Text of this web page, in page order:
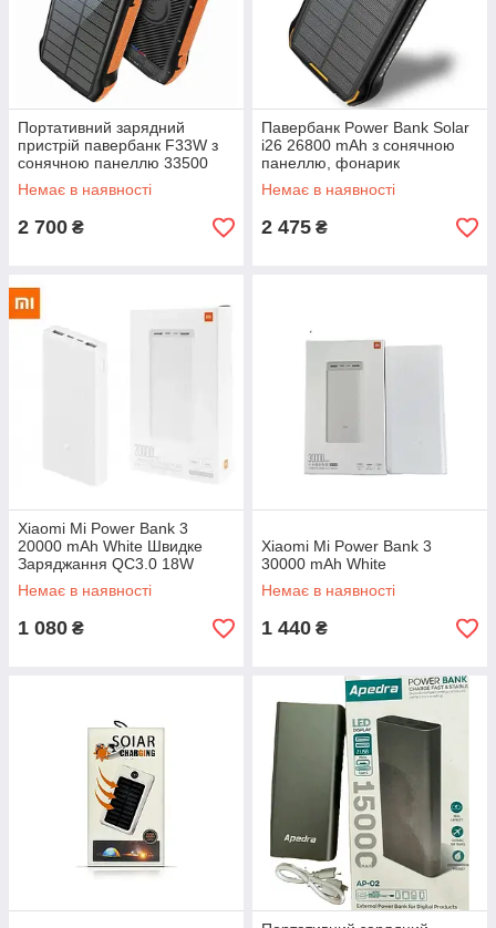
Портативний зарядний
пристрій павербанк F33W з
сонячною панеллю 33500
mAh
Немає в наявності
2 700 ₴
Павербанк Power Bank Solar
i26 26800 mAh з сонячною
панеллю, фонарик
Немає в наявності
2 475 ₴
Xiaomi Mi Power Bank 3
20000 mAh White Швидке
Заряджання QC3.0 18W
Немає в наявності
1 080 ₴
Xiaomi Mi Power Bank 3
30000 mAh White
Немає в наявності
1 440 ₴